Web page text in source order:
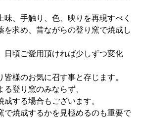
味、手触り、色、映りを再現すべく
を求め、昔ながらの登り窯で焼成し
日頃ご愛用頂ければ少しずつ変化
皆様のお気に召す事と存じます。
登り窯のみならず、
する場合もございます。
で焼成するかを見極めるのも重要で